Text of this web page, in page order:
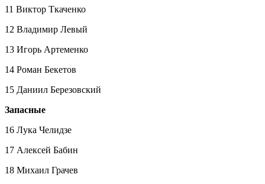
11 Виктор Ткаченко
12 Владимир Левый
13 Игорь Артеменко
14 Роман Бекетов
15 Даниил Березовский
Запасные
16 Лука Челидзе
17 Алексей Бабин
18 Михаил Грачев